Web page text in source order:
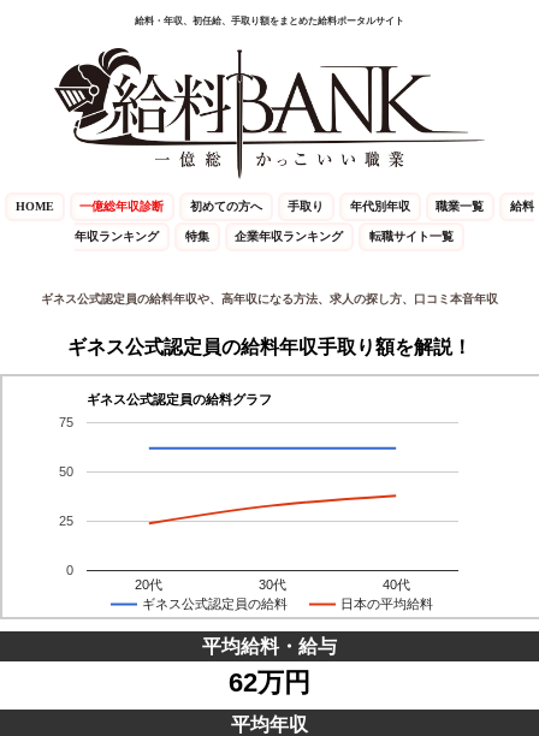
給料・年収、初任給、手取り額をまとめた給料ポータルサイト
HOME 一億総年収診断 初めての方へ 手取り 年代別年収 職業一覧 給料
年収ランキング 特集 企業年収ランキング 転職サイト一覧
ギネス公式認定員の給料年収や、高年収になる方法、求人の探し方、口コミ本音年収
ギネス公式認定員の給料年収手取り額を解説！
ギネス公式認定員の給料グラフ
ギネス公式認定員の給料 日本の平均給料
20代 30代 40代
0
25
50
75
平均給料・給与
62万円
平均年収